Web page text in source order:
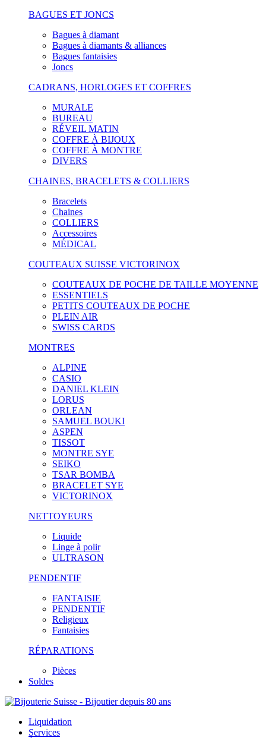
BAGUES ET JONCS
Bagues à diamant
Bagues à diamants & alliances
Bagues fantaisies
Joncs
CADRANS, HORLOGES ET COFFRES
MURALE
BUREAU
RÉVEIL MATIN
COFFRE À BIJOUX
COFFRE À MONTRE
DIVERS
CHAINES, BRACELETS & COLLIERS
Bracelets
Chaines
COLLIERS
Accessoires
MÉDICAL
COUTEAUX SUISSE VICTORINOX
COUTEAUX DE POCHE DE TAILLE MOYENNE
ESSENTIELS
PETITS COUTEAUX DE POCHE
PLEIN AIR
SWISS CARDS
MONTRES
ALPINE
CASIO
DANIEL KLEIN
LORUS
ORLEAN
SAMUEL BOUKI
ASPEN
TISSOT
MONTRE SYE
SEIKO
TSAR BOMBA
BRACELET SYE
VICTORINOX
NETTOYEURS
Liquide
Linge à polir
ULTRASON
PENDENTIF
FANTAISIE
PENDENTIF
Religieux
Fantaisies
RÉPARATIONS
Pièces
Soldes
Liquidation
Services